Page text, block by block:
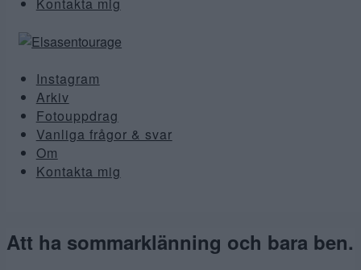
Kontakta mig
Instagram
Arkiv
Fotouppdrag
Vanliga frågor & svar
Om
Kontakta mig
Att ha sommarklänning och bara ben.